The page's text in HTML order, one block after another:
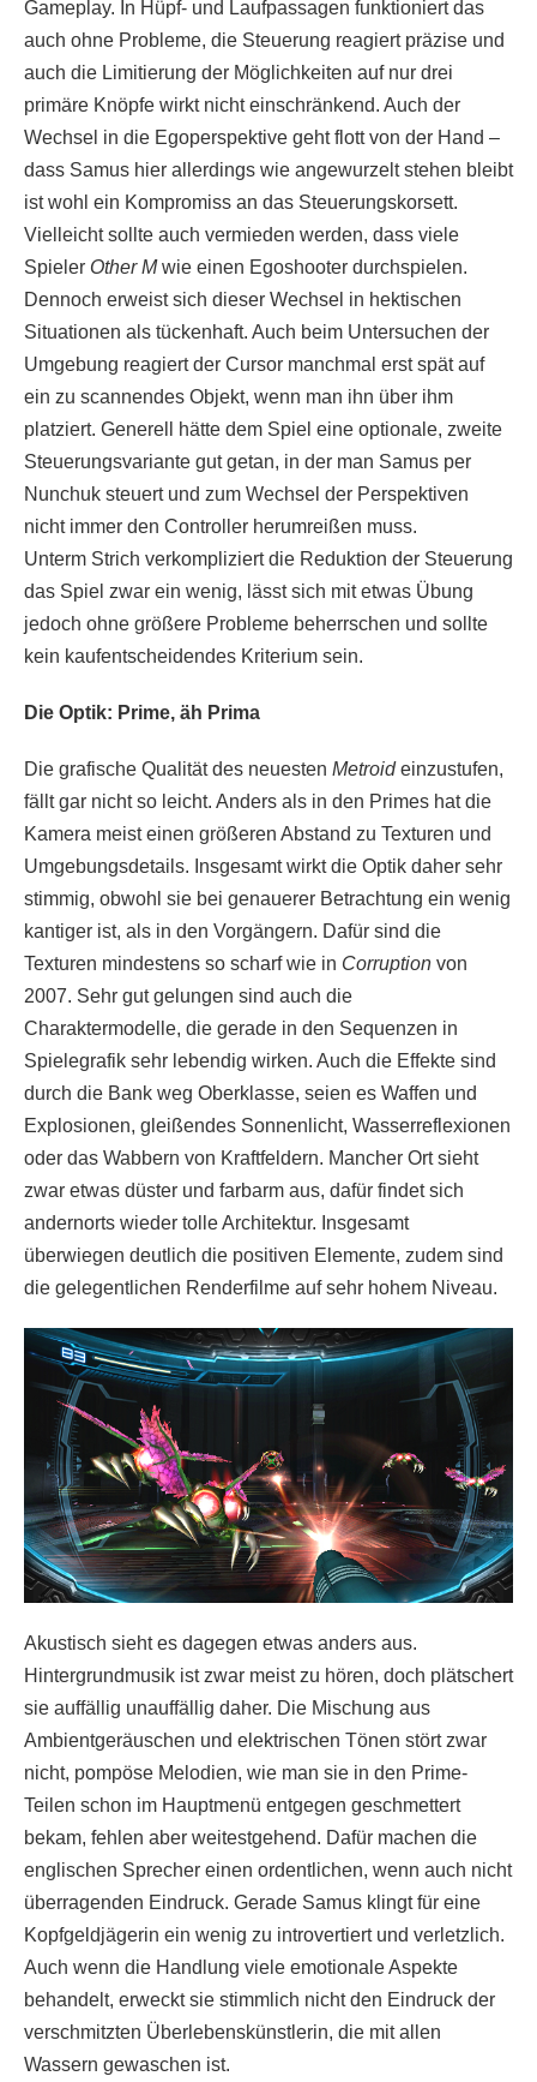
Gameplay. In Hüpf- und Laufpassagen funktioniert das
auch ohne Probleme, die Steuerung reagiert präzise und
auch die Limitierung der Möglichkeiten auf nur drei
primäre Knöpfe wirkt nicht einschränkend. Auch der
Wechsel in die Egoperspektive geht flott von der Hand –
dass Samus hier allerdings wie angewurzelt stehen bleibt
ist wohl ein Kompromiss an das Steuerungskorsett.
Vielleicht sollte auch vermieden werden, dass viele
Spieler Other Mwie einen Egoshooter durchspielen.
Dennoch erweist sich dieser Wechsel in hektischen
Situationen als tückenhaft. Auch beim Untersuchen der
Umgebung reagiert der Cursor manchmal erst spät auf
ein zu scannendes Objekt, wenn man ihn über ihm
platziert. Generell hätte dem Spiel eine optionale, zweite
Steuerungsvariante gut getan, in der man Samus per
Nunchuk steuert und zum Wechsel der Perspektiven
nicht immer den Controller herumreißen muss.
Unterm Strich verkompliziert die Reduktion der Steuerung
das Spiel zwar ein wenig, lässt sich mit etwas Übung
jedoch ohne größere Probleme beherrschen und sollte
kein kaufentscheidendes Kriterium sein.
Die Optik: Prime, äh Prima
Die grafische Qualität des neuesten Metroideinzustufen,
fällt gar nicht so leicht. Anders als in den Primes hat die
Kamera meist einen größeren Abstand zu Texturen und
Umgebungsdetails. Insgesamt wirkt die Optik daher sehr
stimmig, obwohl sie bei genauerer Betrachtung ein wenig
kantiger ist, als in den Vorgängern. Dafür sind die
Texturen mindestens so scharf wie in Corruption von
2007. Sehr gut gelungen sind auch die
Charaktermodelle, die gerade in den Sequenzen in
Spielegrafik sehr lebendig wirken. Auch die Effekte sind
durch die Bank weg Oberklasse, seien es Waffen und
Explosionen, gleißendes Sonnenlicht, Wasserreflexionen
oder das Wabbern von Kraftfeldern. Mancher Ort sieht
zwar etwas düster und farbarm aus, dafür findet sich
andernorts wieder tolle Architektur. Insgesamt
überwiegen deutlich die positiven Elemente, zudem sind
die gelegentlichen Renderfilme auf sehr hohem Niveau.
Akustisch sieht es dagegen etwas anders aus.
Hintergrundmusik ist zwar meist zu hören, doch plätschert
sie auffällig unauffällig daher. Die Mischung aus
Ambientgeräuschen und elektrischen Tönen stört zwar
nicht, pompöse Melodien, wie man sie in den Prime-
Teilen schon im Hauptmenü entgegen geschmettert
bekam, fehlen aber weitestgehend. Dafür machen die
englischen Sprecher einen ordentlichen, wenn auch nicht
überragenden Eindruck. Gerade Samus klingt für eine
Kopfgeldjägerin ein wenig zu introvertiert und verletzlich.
Auch wenn die Handlung viele emotionale Aspekte
behandelt, erweckt sie stimmlich nicht den Eindruck der
verschmitzten Überlebenskünstlerin, die mit allen
Wassern gewaschen ist.